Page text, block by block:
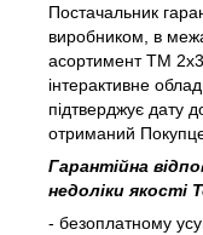
Постачальник
виробником, в
асортимент ТМ 2х3
інтерактивне
підтверджує дату
отриманий
Гарантійна
недоліки якості
- безоплатному